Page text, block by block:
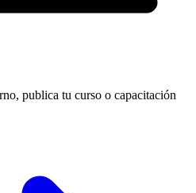
publica tu curso o capacitación